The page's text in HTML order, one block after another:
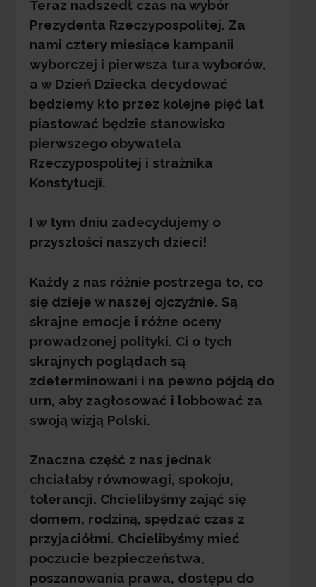
Teraz nadszedł czas na wybór
Prezydenta Rzeczypospolitej. Za
nami cztery miesiące kampanii
wyborczej i pierwsza tura wyborów,
a w Dzień Dziecka decydować
będziemy kto przez kolejne pięć lat
piastować będzie stanowisko
pierwszego obywatela
Rzeczypospolitej i strażnika
Konstytucji.
I w tym dniu zadecydujemy o
przyszłości naszych dzieci!
Każdy z nas różnie postrzega to, co
się dzieje w naszej ojczyźnie. Są
skrajne emocje i różne oceny
prowadzonej polityki. Ci o tych
skrajnych poglądach są
zdeterminowani i na pewno pójdą do
urn, aby zagłosować i lobbować za
swoją wizją Polski.
Znaczna część z nas jednak
chciałaby równowagi, spokoju,
tolerancji. Chcielibyśmy zająć się
domem, rodziną, spędzać czas z
przyjaciółmi. Chcielibyśmy mieć
poczucie bezpieczeństwa,
poszanowania prawa, dostępu do